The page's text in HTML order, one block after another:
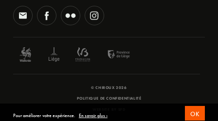
© CHIROUX 2026
POLITIQUE DE CONFIDENTIALITÉ
Pour améliorer votre expérience. En savoir plus › OK